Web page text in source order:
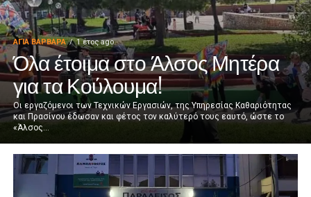
ΑΓΙΑ ΒΑΡΒΑΡΑ 1 έτος ago
Όλα έτοιμα στο Άλσος Μητέρα
για τα Κούλουμα!
Οι εργαζόμενοι των Τεχνικών Εργασιών, της Υπηρεσίας Καθαριότητας
και Πρασίνου έδωσαν και φέτος τον καλύτερό τους εαυτό, ώστε το
«Άλσος...